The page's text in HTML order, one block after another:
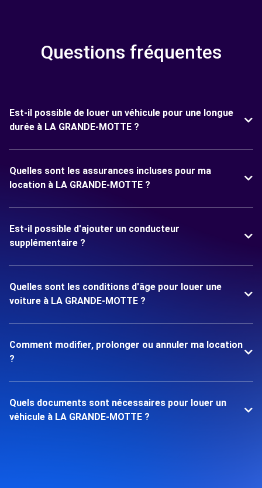
Questions fréquentes
Est-il possible de louer un véhicule pour une longue
durée à LA GRANDE-MOTTE ?
Quelles sont les assurances incluses pour ma
location à LA GRANDE-MOTTE ?
Est-il possible d'ajouter un conducteur
supplémentaire ?
Quelles sont les conditions d'âge pour louer une
voiture à LA GRANDE-MOTTE ?
Comment modifier, prolonger ou annuler ma location
?
Quels documents sont nécessaires pour louer un
véhicule à LA GRANDE-MOTTE ?